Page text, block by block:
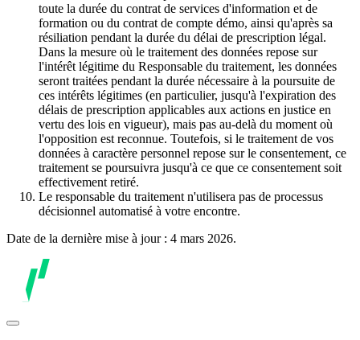
toute la durée du contrat de services d'information et de
formation ou du contrat de compte démo, ainsi qu'après sa
résiliation pendant la durée du délai de prescription légal.
Dans la mesure où le traitement des données repose sur
l'intérêt légitime du Responsable du traitement, les données
seront traitées pendant la durée nécessaire à la poursuite de
ces intérêts légitimes (en particulier, jusqu'à l'expiration des
délais de prescription applicables aux actions en justice en
vertu des lois en vigueur), mais pas au-delà du moment où
l'opposition est reconnue. Toutefois, si le traitement de vos
données à caractère personnel repose sur le consentement, ce
traitement se poursuivra jusqu'à ce que ce consentement soit
effectivement retiré.
Le responsable du traitement n'utilisera pas de processus
décisionnel automatisé à votre encontre.
Date de la dernière mise à jour : 4 mars 2026.